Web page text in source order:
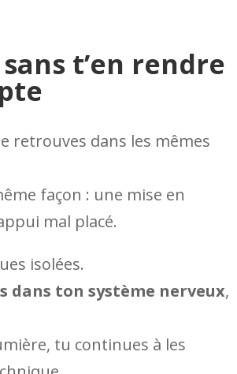
t’en rendre
retrouves dans les mêmes
façon : une mise en
mal placé.
isolées.
dans ton système nerveux,
tu continues à les